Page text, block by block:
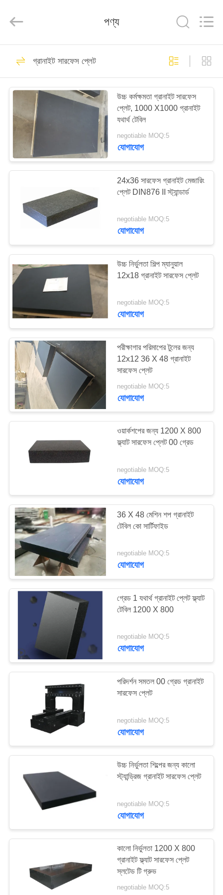
পণ্য
আমাদের
সম্পর্কে
কারখানা
যোগাযোগ
করুন
খবর
উদ্ধৃতির
জন্য
আবেদন
সাইট
ম্যাপ
PRIVACY
Trading
Co.,
Reserved.
যথার্থ পৃষ্ঠতল প্লেট
গ্রানাইট সারফেস প্লেট
153
কাস্ট আয়রন সারফেস প্লেট
আয়রন বিছানা প্লেটগুলি
কাস্ট করুন
ইস্পাত টি স্লট প্লেট
টি স্লট বেস প্লেট
35
গ্রানাইট পরিমাপ সরঞ্জাম
গ্রানাইট মেশিন বেস
পণ্য
গ্রানাইট সারফেস প্লেট
উচ্চ কর্মক্ষমতা গ্রানাইট সারফেস
প্লেট, 1000 X1000 গ্রানাইট
যথার্থ টেবিল
negotiable MOQ:5
যোগাযোগ
24x36 সারফেস গ্রানাইট মেজারিং
প্লেট DIN876 II স্ট্যান্ডার্ড
negotiable MOQ:5
যোগাযোগ
উচ্চ নির্ভুলতা শিল্প ম্যানুয়াল
12x18 গ্রানাইট সারফেস প্লেট
negotiable MOQ:5
যোগাযোগ
পরীক্ষাগার পরিমাপের টুলের জন্য
12x12 36 X 48 গ্রানাইট
সারফেস প্লেট
negotiable MOQ:5
যোগাযোগ
ওয়ার্কশপের জন্য 1200 X 800
ফ্ল্যাট সারফেস প্লেট 00 গ্রেড
negotiable MOQ:5
যোগাযোগ
36 X 48 মেশিন শপ গ্রানাইট
টেবিল কো সার্টিফাইড
negotiable MOQ:5
যোগাযোগ
গ্রেড 1 যথার্থ গ্রানাইট প্লেট ফ্ল্যাট
টেবিল 1200 X 800
negotiable MOQ:5
যোগাযোগ
পরিদর্শন সমতল 00 গ্রেড গ্রানাইট
সারফেস প্লেট
negotiable MOQ:5
যোগাযোগ
উচ্চ নির্ভুলতা শিল্পের জন্য কালো
স্ট্যান্ড্রিজ গ্রানাইট সারফেস প্লেট
negotiable MOQ:5
যোগাযোগ
কালো নির্ভুলতা 1200 X 800
গ্রানাইট ফ্ল্যাট সারফেস প্লেট
স্লটেড টি গ্রুভ
negotiable MOQ:5